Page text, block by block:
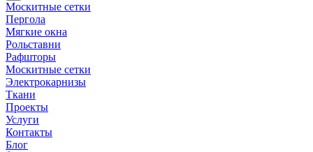
Москитные сетки
Пергола
Мягкие окна
Рольставни
Рафшторы
Москитные сетки
Электрокарнизы
Ткани
Проекты
Услуги
Контакты
Блог